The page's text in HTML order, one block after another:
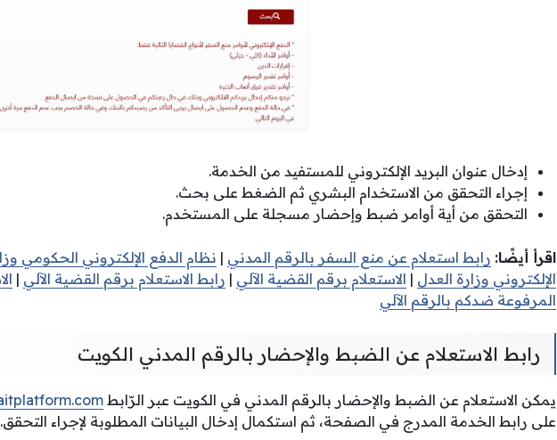
إدخال عنوان البريد الإلكتروني للمستفيد من الخدمة.
إجراء التحقق من الاستخدام البشري ثم الضغط على بحث.
التحقق من أية أوامر ضبط وإحضار مسجلة على المستخدم.
اقرأ أيضًا: رابط استعلام عن منع السفر بالرقم المدني | نظام الدفع الإلكتروني الحكومي
الإلكتروني وزارة العدل | الاستعلام برقم القضية الآلي | رابط الاستعلام برقم القضية الآلي |
المرفوعة ضدكم بالرقم الآلي
رابط الاستعلام عن الضبط والإحضار بالرقم المدني الكويت
يمكن الاستعلام عن الضبط والإحضار بالرقم المدني في الكويت عبر الرّابط
على رابط الخدمة المدرج في الصفحة، ثم استكمال إدخال البيانات المطلوبة لإجراء التحقق.